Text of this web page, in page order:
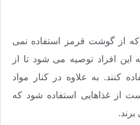
از گوشت قرمز استفاده نمی
این افراد توصیه می شود تا از
کنند. به علاوه در کنار مواد
از غذاهایی استفاده شود که
.